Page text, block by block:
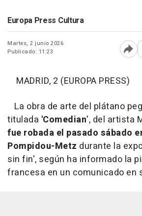
Europa Press Cultura
Martes, 2 junio 2026
Publicado: 11:23
MADRID, 2 (EUROPA PRESS)
La obra de arte del plátano
titulada 'Comedian', del artista
fue robada el pasado sábado
Pompidou-Metz durante la
sin fin', según ha informado la
francesa en un comunicado en